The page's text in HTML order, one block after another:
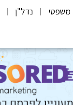
משפטי נדל"ן